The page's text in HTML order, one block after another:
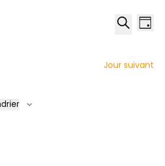
de
de
Jour
Jour suivant